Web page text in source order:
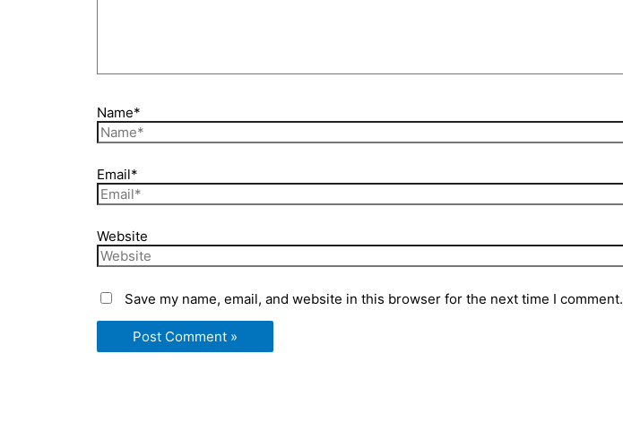
Name*
Email*
Website
Save my name, email, and website in this browser for the next time I comment.